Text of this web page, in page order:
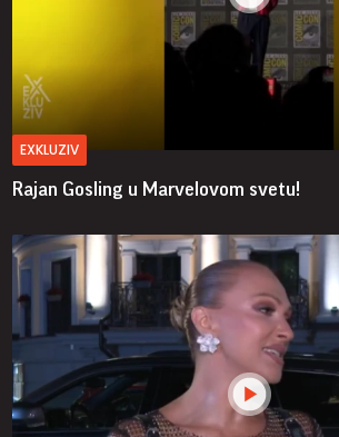
EXKLUZIV
Rajan Gosling u Marvelovom svetu!